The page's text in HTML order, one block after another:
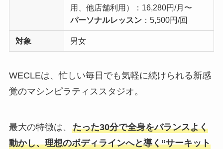
用、他店舗利用）：16,280円/月〜
パーソナルレッスン ：5,500円/回
対象 男女
WECLEは、忙しい毎日でも気軽に続けられる新感
覚のマシンピラティススタジオ。
最大の特徴は、 たった30分で全身をバランスよく
動かし、理想のボディラインへと導く“サーキット